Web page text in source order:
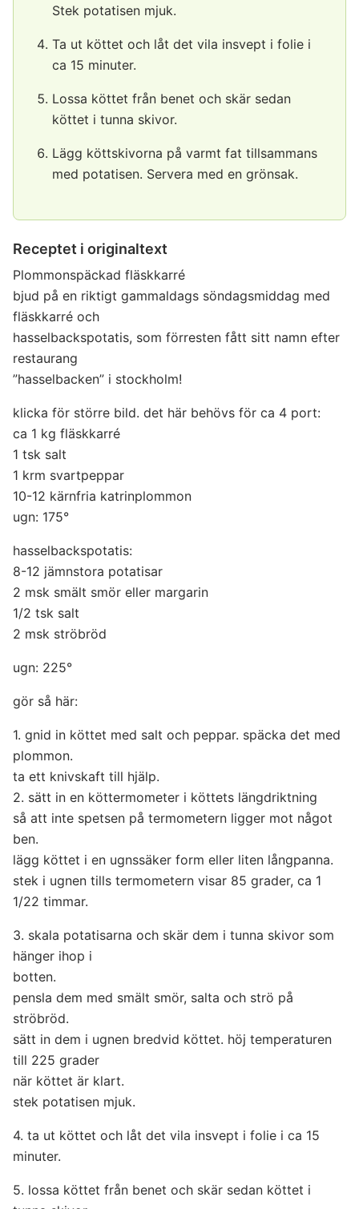
Stek potatisen mjuk.
Ta ut köttet och låt det vila insvept i folie i
ca 15 minuter.
Lossa köttet från benet och skär sedan
köttet i tunna skivor.
Lägg köttskivorna på varmt fat tillsammans
med potatisen. Servera med en grönsak.
Receptet i originaltext
Plommonspäckad fläskkarré
bjud på en riktigt gammaldags söndagsmiddag med
fläskkarré och
hasselbackspotatis, som förresten fått sitt namn efter
restaurang
”hasselbacken” i stockholm!
klicka för större bild. det här behövs för ca 4 port:
ca 1 kg fläskkarré
1 tsk salt
1 krm svartpeppar
10-­12 kärnfria katrinplommon
ugn: 175°
hasselbackspotatis:
8-­12 jämnstora potatisar
2 msk smält smör eller margarin
1/2 tsk salt
2 msk ströbröd
ugn: 225°
gör så här:
1. gnid in köttet med salt och peppar. späcka det med
plommon.
ta ett knivskaft till hjälp.
2. sätt in en köttermometer i köttets längdriktning
så att inte spetsen på termometern ligger mot något
ben.
lägg köttet i en ugnssäker form eller liten långpanna.
stek i ugnen tills termometern visar 85 grader, ca 1
1/2­2 timmar.
3. skala potatisarna och skär dem i tunna skivor som
hänger ihop i
botten.
pensla dem med smält smör, salta och strö på
ströbröd.
sätt in dem i ugnen bredvid köttet. höj temperaturen
till 225 grader
när köttet är klart.
stek potatisen mjuk.
4. ta ut köttet och låt det vila insvept i folie i ca 15
minuter.
5. lossa köttet från benet och skär sedan köttet i